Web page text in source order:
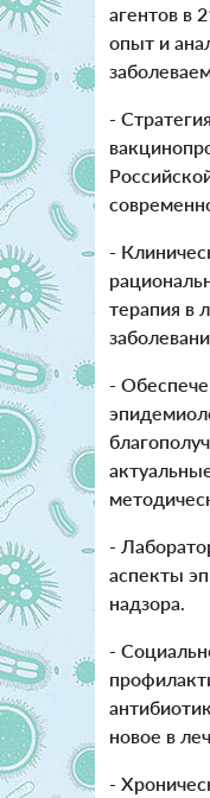
агентов в
опыт и
-
-
терапия в
-
-
аспекты
надзора.
-
новое в
-